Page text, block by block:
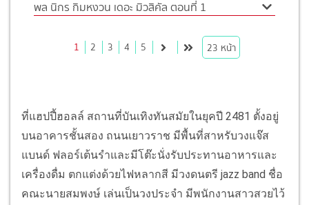
พล นิกร กิมหงวน เดอะ มิวสิคัล ตอนที่ 1
1 2 3 4 5 23 หน้า
ที่แฮปปี้ฮอลล์ สถานที่บันเทิงทันสมัยในยุคปี 2481 ตั้งอยู่
บนอาคารชั้นสอง ถนนเยาวราช มีพื้นที่สาหรับวงแจ๊ส
แบนด์ ฟลอร์เต้นรำและมีโต๊ะนั่งรับประทานอาหารและ
เครื่องดื่ม ตกแต่งด้วยไฟหลากสี มีวงดนตรี jazz band ชื่อ
คณะนายสมพงษ์ เล่นเป็นวงประจำ มีพนักงานสาวสวยไว้